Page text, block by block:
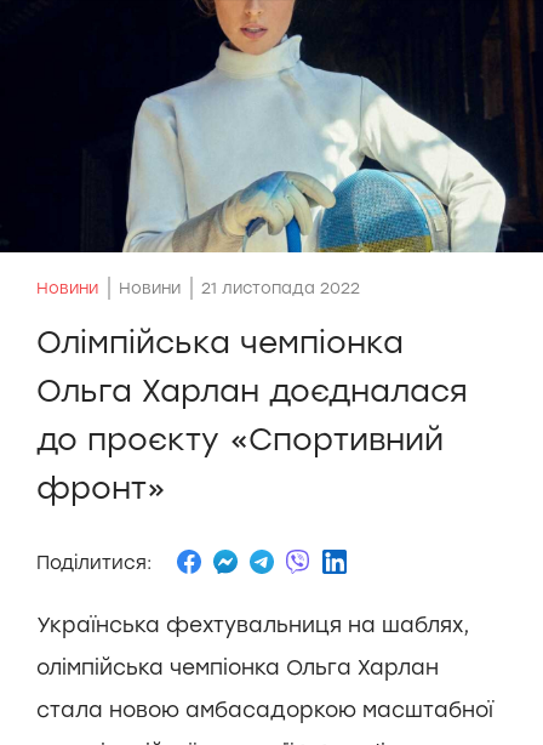
Новини Новини 21 листопада 2022
Олімпійська чемпіонка
Ольга Харлан доєдналася
до проєкту «Спортивний
фронт»
Поділитися:
Українська фехтувальниця на шаблях,
олімпійська чемпіонка Ольга Харлан
стала новою амбасадоркою масштабної